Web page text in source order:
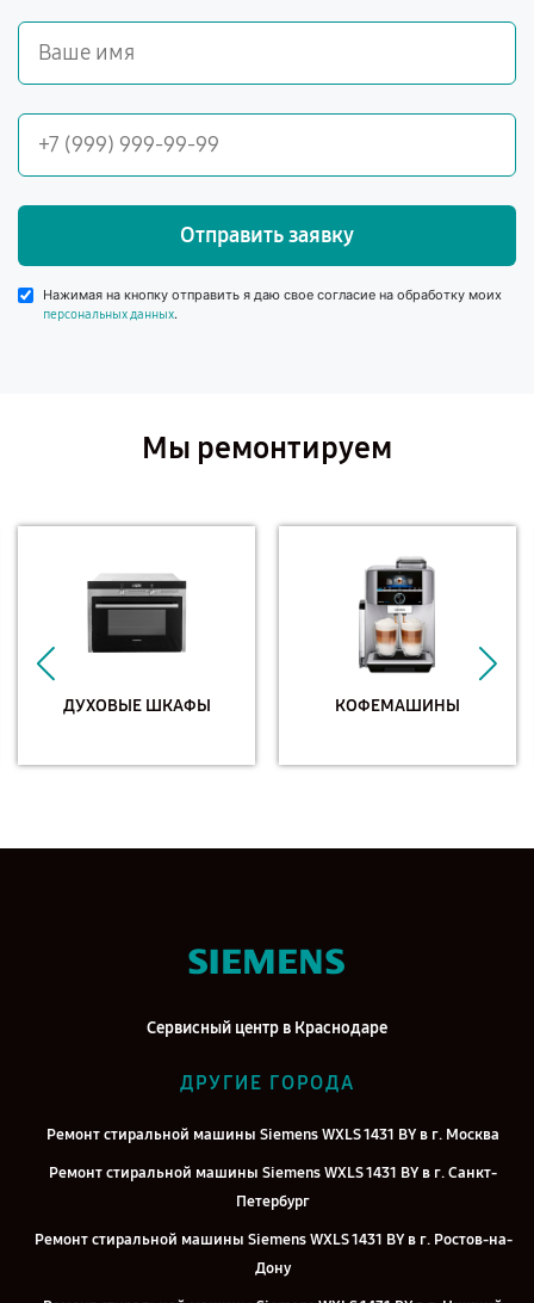
Отправить заявку
Нажимая на кнопку отправить я даю свое согласие на обработку моих
персональных данных.
Мы ремонтируем
ДУХОВЫЕ ШКАФЫ КОФЕМАШИНЫ
Сервисный центр в Краснодаре
ДРУГИЕ ГОРОДА
Ремонт стиральной машины Siemens WXLS 1431 BY в г. Москва
Ремонт стиральной машины Siemens WXLS 1431 BY в г. Санкт-
Петербург
Ремонт стиральной машины Siemens WXLS 1431 BY в г. Ростов-на-
Дону